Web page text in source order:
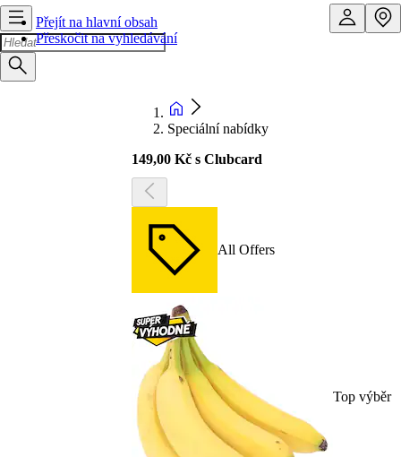
Přejít na hlavní obsah
Přeskočit na vyhledávání
Speciální nabídky
149,00 Kč s Clubcard
All Offers
Top výběr